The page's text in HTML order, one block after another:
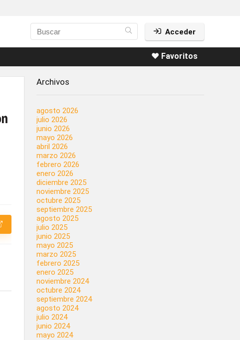
Acceder
❤️ Favoritos
Archivos
agosto 2026
julio 2026
junio 2026
mayo 2026
abril 2026
marzo 2026
febrero 2026
enero 2026
diciembre 2025
noviembre 2025
octubre 2025
septiembre 2025
agosto 2025
julio 2025
junio 2025
mayo 2025
marzo 2025
febrero 2025
enero 2025
noviembre 2024
octubre 2024
septiembre 2024
agosto 2024
julio 2024
junio 2024
mayo 2024